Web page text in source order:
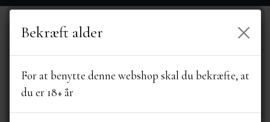
brugeroplevelse, til markedsføring og til at undersøge, hvordan vores
ved at trykke på linket 'Cookies' nederst på siden.
Bekræft alder
For at benytte denne webshop skal du bekræfte, at
du er 18+ år